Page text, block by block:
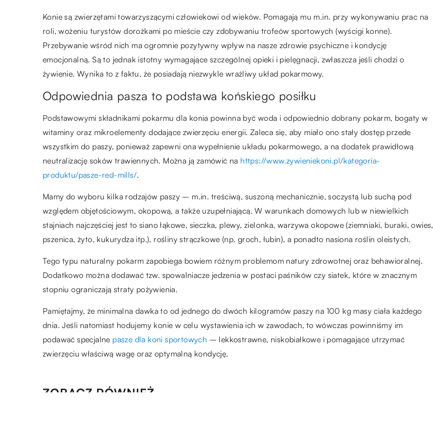
Konie są zwierzętami towarzyszącymi człowiekowi od wieków. Pomagają mu m.in. przy wykonywaniu prac na
roli, wożeniu turystów dorożkami po mieście czy zdobywaniu trofeów sportowych (wyścigi konne).
Przebywanie wśród nich ma ogromnie pozytywny wpływ na nasze zdrowie psychiczne i kondycję
emocjonalną. Są to jednak istotny wymagające szczególnej opieki i pielęgnacji, zwłaszcza jeśli chodzi o
żywienie. Wynika to z faktu, że posiadają niezwykle wrażliwy układ pokarmowy.
Odpowiednia pasza to podstawa końskiego posiłku
Podstawowymi składnikami pokarmu dla konia powinna być woda i odpowiednio dobrany pokarm, bogaty w
witaminy oraz mikroelementy dodające zwierzęciu energii. Zaleca się, aby miało ono stały dostęp przede
wszystkim do paszy, ponieważ zapewni ona wypełnienie układu pokarmowego, a na dodatek prawidłową
neutralizację soków trawiennych. Można ją zamówić na https://www.zywieniekoni.pl/kategoria-
produktu/pasze-red-mills/.
Mamy do wyboru kilka rodzajów paszy – m.in. treściwą, suszoną mechanicznie, soczystą lub suchą pod
względem objętościowym, okopową, a także uzupełniającą. W warunkach domowych lub w niewielkich
stajniach najczęściej jest to siano łąkowe, sieczka, plewy, zielonka, warzywa okopowe (ziemniaki, buraki, owies,
pszenica, żyto, kukurydza itp.), rośliny strączkowe (np. groch, łubin), a ponadto nasiona roślin oleistych.
Tego typu naturalny pokarm zapobiega bowiem różnym problemom natury zdrowotnej oraz behawioralnej.
Dodatkowo można dodawać tzw. spowalniacze jedzenia w postaci paśników czy siatek, które w znacznym
stopniu ograniczają straty pożywienia.
Pamiętajmy, że minimalna dawka to od jednego do dwóch kilogramów paszy na 100 kg masy ciała każdego
dnia. Jeśli natomiast hodujemy konie w celu wystawienia ich w zawodach, to wówczas powinniśmy im
podawać specjalne pasze dla koni sportowych – lekkostrawne, niskobiałkowe i pomagające utrzymać
zwierzęciu właściwą wagę oraz optymalną kondycję.
ZOBACZ RÓWNIEŻ